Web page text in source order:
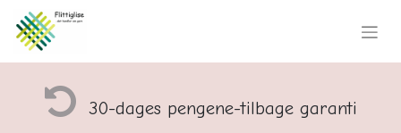
30-dages pengene-tilbage garanti